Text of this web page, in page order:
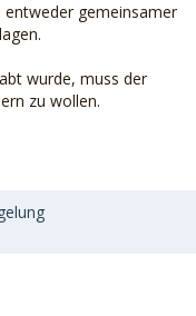
gemeinsamer
wurde, muss der
zu wollen.